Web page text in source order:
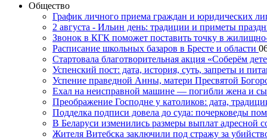
Общество
График личного приема граждан и юридических
2 августа - Ильин день: традиции и приметы
Звонок в КГК поможет поставить точку в
Расписание школьных базаров в Бресте и области
Стартовала благотворительная акция «Соберём
Успенский пост: дата, история, суть, запреты и
Успение праведной Анны, матери Пресвятой
Ехал на неисправной машине — погибли жена и
Преображение Господне у католиков: дата,
Подделка подписи довела до суда: почерковеды
В Беларуси изменились размеры выплат адресной
Жителя Витебска заключили под стражу за